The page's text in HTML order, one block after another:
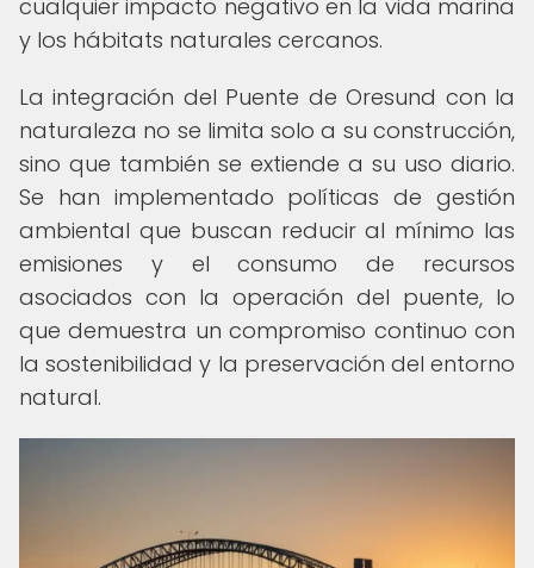
cualquier impacto negativo en la vida marina
y los hábitats naturales cercanos.
La integración del Puente de Oresund con la
naturaleza no se limita solo a su construcción,
sino que también se extiende a su uso diario.
Se han implementado políticas de gestión
ambiental que buscan reducir al mínimo las
emisiones y el consumo de recursos
asociados con la operación del puente, lo
que demuestra un compromiso continuo con
la sostenibilidad y la preservación del entorno
natural.